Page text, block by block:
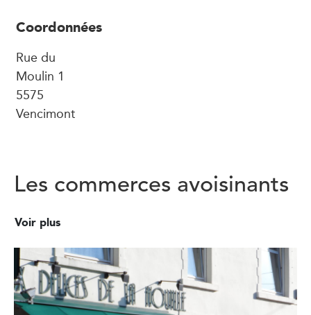
Coordonnées
Rue du
Moulin 1
5575
Vencimont
Les commerces avoisinants
Voir plus